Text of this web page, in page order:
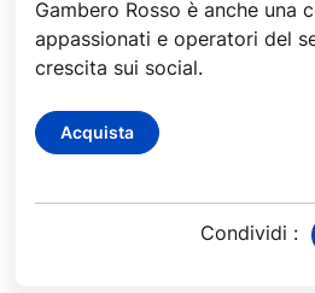
Gambero Rosso è anche una
appassionati e operatori del
crescita sui social.
Acquista
Condividi :